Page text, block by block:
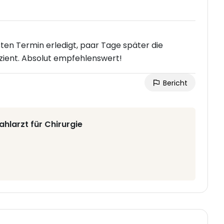
Termin erledigt, paar Tage später die
Absolut empfehlenswert!
Bericht
für Chirurgie